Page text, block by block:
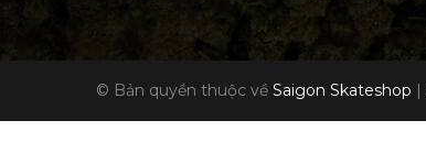
© Bản quyền thuộc về Saigon Skateshop |